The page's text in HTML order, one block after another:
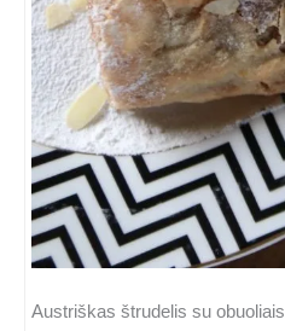
Austriškas štrudelis su obuoliais